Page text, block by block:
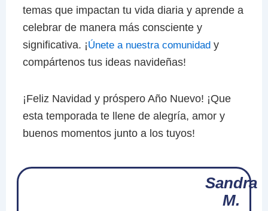
temas que impactan tu vida diaria y aprende a
celebrar de manera más consciente y
significativa. ¡Únete a nuestra comunidad y
compártenos tus ideas navideñas!
¡Feliz Navidad y próspero Año Nuevo! ¡Que
esta temporada te llene de alegría, amor y
buenos momentos junto a los tuyos!
Sandra
M.